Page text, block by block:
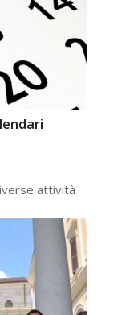
attività